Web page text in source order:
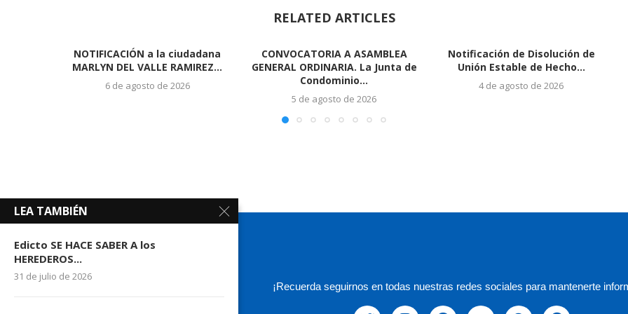
RELATED ARTICLES
NOTIFICACIÓN a la ciudadana
MARLYN DEL VALLE RAMIREZ...
6 de agosto de 2026
CONVOCATORIA A ASAMBLEA
GENERAL ORDINARIA. La Junta de
Condominio...
5 de agosto de 2026
Notificación de Disolución de
Unión Estable de Hecho...
4 de agosto de 2026
¡Recuerda seguirnos en todas nuestras redes sociales para mantenerte
LEA TAMBIÉN
Edicto SE HACE SABER A los
HEREDEROS...
31 de julio de 2026